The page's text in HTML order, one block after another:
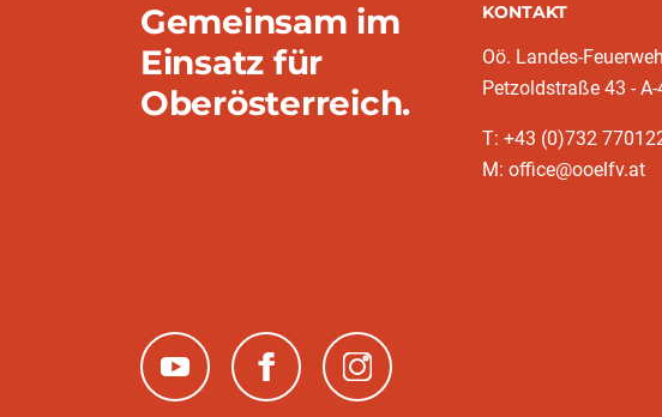
Gemeinsam im
Einsatz für
Oberösterreich.
KONTAKT
Oö. Landes-
Petzoldstraße 43 -
T: +43 (0)732
M: office@ooelfv.at
(neues Fenster)(neues Fenster)(neues Fenster)